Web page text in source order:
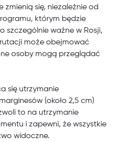
zmienią się, niezależnie od
którym będzie
szczególnie ważne w Rosji,
może obejmować
osoby mogą przeglądać
się utrzymanie
(około 2,5 cm)
to na utrzymanie
i zapewni, że wszystkie
widoczne.